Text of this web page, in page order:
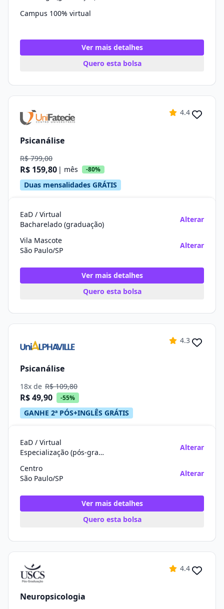
Campus 100% virtual
Ver mais detalhes
Quero esta bolsa
4.4
Psicanálise
R$ 799,00
R$ 159,80 | mês -80%
Duas mensalidades GRÁTIS
EaD / Virtual
Bacharelado (graduação)
Alterar
Vila Mascote
São Paulo/SP
Alterar
Ver mais detalhes
Quero esta bolsa
4.3
Psicanálise
18x de R$ 109,80
R$ 49,90 -55%
GANHE 2ª PÓS+INGLÊS GRÁTIS
EaD / Virtual
Especialização (pós-graduação)
Alterar
Centro
São Paulo/SP
Alterar
Ver mais detalhes
Quero esta bolsa
4.4
Neuropsicologia